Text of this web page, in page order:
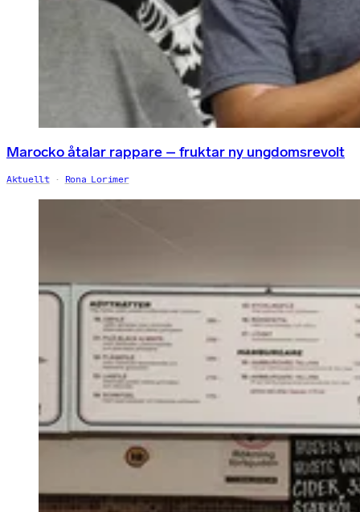
Marocko åtalar rappare – fruktar ny ungdomsrevolt
Aktuellt Rona Lorimer